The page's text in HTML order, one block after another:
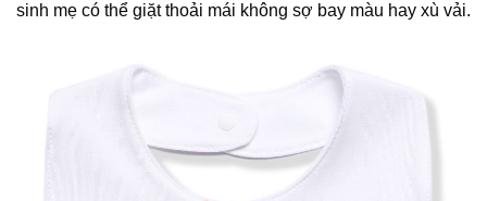
sinh mẹ có thể giặt thoải mái không sợ bay màu hay xù vải.